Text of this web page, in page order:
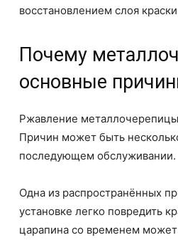
восстановлением слоя
Почему
основные
Ржавление
Причин может быть
последующем обслуживании.
Одна из распространённых
установке легко повредить
царапина со временем может